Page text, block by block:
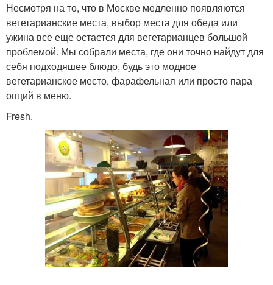
Несмотря на то, что в Москве медленно появляются
вегетарианские места, выбор места для обеда или
ужина все еще остается для вегетарианцев большой
проблемой. Мы собрали места, где они точно найдут для
себя подходяшее блюдо, будь это модное
вегетарианское место, фарафельная или просто пара
опций в меню.
Fresh.